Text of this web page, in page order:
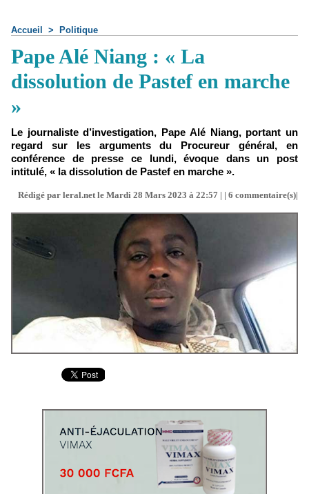
Accueil > Politique
Pape Alé Niang : « La
dissolution de Pastef en marche
»
Le journaliste d’investigation, Pape Alé Niang, portant un
regard sur les arguments du Procureur général, en
conférence de presse ce lundi, évoque dans un post
intitulé, « la dissolution de Pastef en marche ».
Rédigé par leral.net le Mardi 28 Mars 2023 à 22:57 | | 6 commentaire(s)|